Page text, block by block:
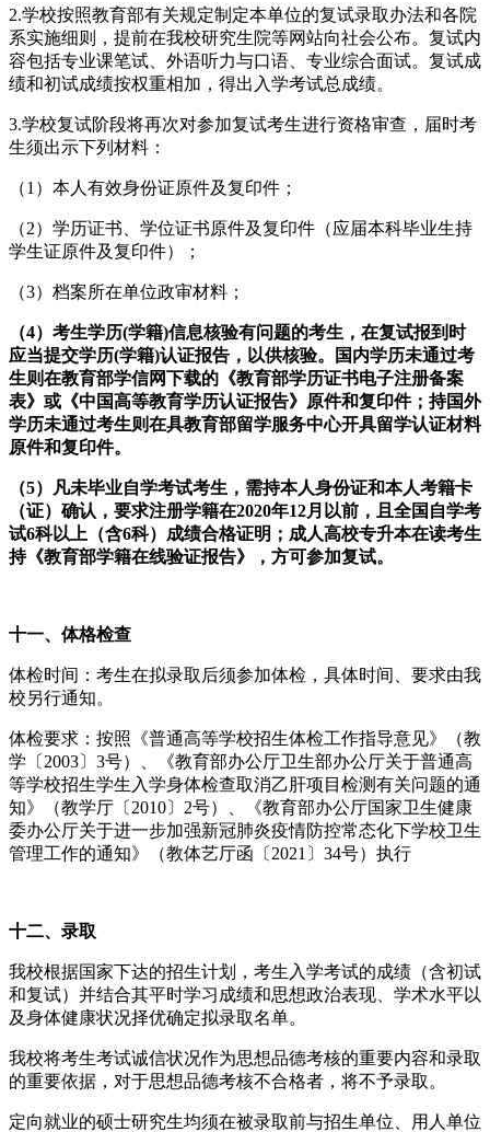
2.学校按照教育部有关规定制定本单位的复试录取办法和各院
系实施细则，提前在我校研究生院等网站向社会公布。复试内
容包括专业课笔试、外语听力与口语、专业综合面试。复试成
绩和初试成绩按权重相加，得出入学考试总成绩。
3.学校复试阶段将再次对参加复试考生进行资格审查，届时考
生须出示下列材料：
（1）本人有效身份证原件及复印件；
（2）学历证书、学位证书原件及复印件（应届本科毕业生持
学生证原件及复印件）；
（3）档案所在单位政审材料；
（4） 考生学历(学籍)信息核验有问题的考生，在复试报到时
应当提交学历(学籍)认证报告，以供核验。国内学历未通过考
生则在教育部学信网下载的《教育部学历证书电子注册备案
表》或《中国高等教育学历认证报告》原件和复印件；持国外
学历未通过考生则在具教育部留学服务中心开具留学认证材料
原件和复印件。
（5）凡未毕业自学考试考生，需持本人身份证和本人考籍卡
（证）确认，要求注册学籍在2020年12月以前，且全国自学考
试6科以上（含6科）成绩合格证明；成人高校专升本在读考生
持《教育部学籍在线验证报告》，方可参加复试。
十一、体格检查
体检时间：考生在拟录取后须参加体检，具体时间、要求由我
校另行通知。
体检要求：按照《普通高等学校招生体检工作指导意见》（教
学〔2003〕3号）、《教育部办公厅卫生部办公厅关于普通高
等学校招生学生入学身体检查取消乙肝项目检测有关问题的通
知》（教学厅〔2010〕2号）、《教育部办公厅国家卫生健康
委办公厅关于进一步加强新冠肺炎疫情防控常态化下学校卫生
管理工作的通知》（教体艺厅函〔2021〕34号）执行
十二、录取
我校根据国家下达的招生计划，考生入学考试的成绩（含初试
和复试）并结合其平时学习成绩和思想政治表现、学术水平以
及身体健康状况择优确定拟录取名单。
我校将考生考试诚信状况作为思想品德考核的重要内容和录取
的重要依据，对于思想品德考核不合格者，将不予录取。
定向就业的硕士研究生均须在被录取前与招生单位、用人单位